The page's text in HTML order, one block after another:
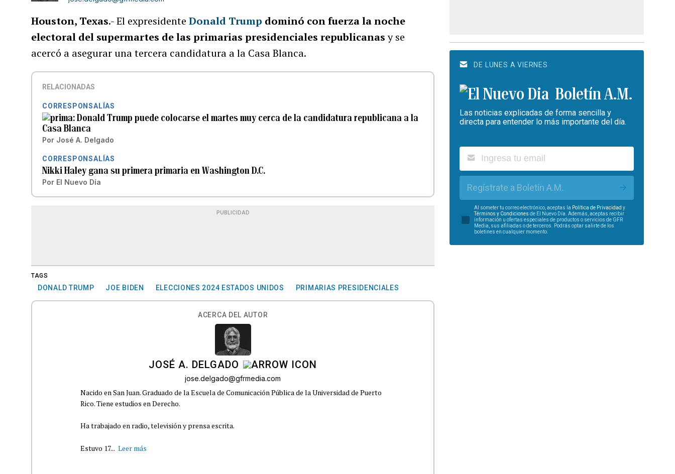
Houston, Texas.- El expresidente Donald Trump dominó con fuerza la noche
electoral del supermartes de las primarias presidenciales republicanasy se
acercó a asegurar una tercera candidatura a la Casa Blanca.
RELACIONADAS
CORRESPONSALÍAS
Donald Trump puede colocarse el martes muy cerca de la candidatura republicana a la
Casa Blanca
Por José A. Delgado
CORRESPONSALÍAS
Nikki Haley gana su primera primaria en Washington D.C.
Por El Nuevo Día
PUBLICIDAD
TAGS
DONALD TRUMP JOE BIDEN ELECCIONES 2024 ESTADOS UNIDOS PRIMARIAS PRESIDENCIALES
ACERCA DEL AUTOR
JOSÉ A. DELGADO
jose.delgado@gfrmedia.com
Nacido en San Juan. Graduado de la Escuela de Comunicación Pública de la Universidad de Puerto
Rico. Tiene estudios en Derecho.
Ha trabajado en radio, televisión y prensa escrita.
Estuvo 17... Leer más
DE LUNES A VIERNES
Boletín A.M.
Las noticias explicadas de forma sencilla y
directa para entender lo más importante del día.
Regístrate a Boletín A.M.
Al someter tu correo electrónico, aceptas la Política de Privacidad y
Términos y Condiciones de El Nuevo Día. Además, aceptas recibir
información u ofertas especiales de productos o servicios de GFR
Media, sus afiliadas o de terceros. Podrás optar salirte de los
boletines en cualquier momento.